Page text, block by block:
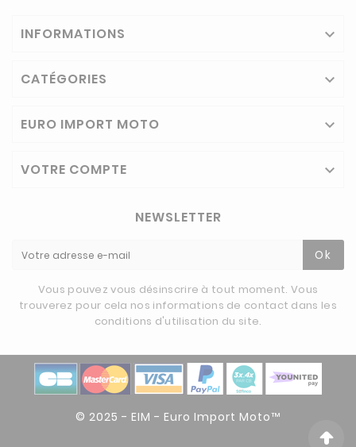
INFORMATIONS 
CATÉGORIES 
EURO IMPORT MOTO 
VOTRE COMPTE 
NEWSLETTER
Ok
Vous pouvez vous désinscrire à tout moment. Vous
trouverez pour cela nos informations de contact dans les
conditions d'utilisation du site.
© 2025 - EIM - Euro Import Moto™